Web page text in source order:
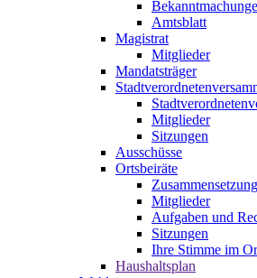
Amtsblatt
Magistrat
Mitglieder
Mandatsträger
Mitglieder
Sitzungen
Ausschüsse
Ortsbeiräte
Mitglieder
Aufgaben und
Sitzungen
Ihre Stimme im
Haushaltsplan